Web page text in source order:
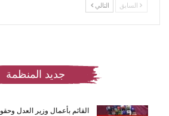
السابق التالي
جديد المنظمة
القائم بأعمال وزير العدل